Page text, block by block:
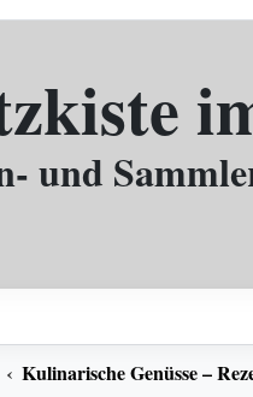
und
Kulinarische Genüsse –